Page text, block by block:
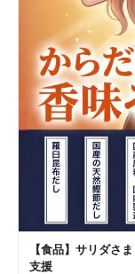
【食品】サリダさ
支援